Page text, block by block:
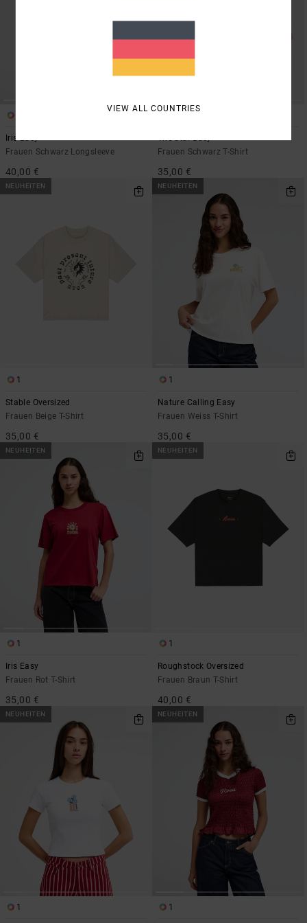
Iris Easy
Frauen Schwarz Longsleeve
40,00 €
The Star Easy
Frauen Schwarz T-Shirt
35,00 €
NEUHEITEN
1
Stable Oversized
Frauen Beige T-Shirt
35,00 €
NEUHEITEN
1
Nature Calling Easy
Frauen Weiss T-Shirt
35,00 €
NEUHEITEN
1
Iris Easy
Frauen Rot T-Shirt
35,00 €
NEUHEITEN
1
Roughstock Oversized
Frauen Braun T-Shirt
40,00 €
NEUHEITEN
1
NEUHEITEN
1
VIEW ALL COUNTRIES